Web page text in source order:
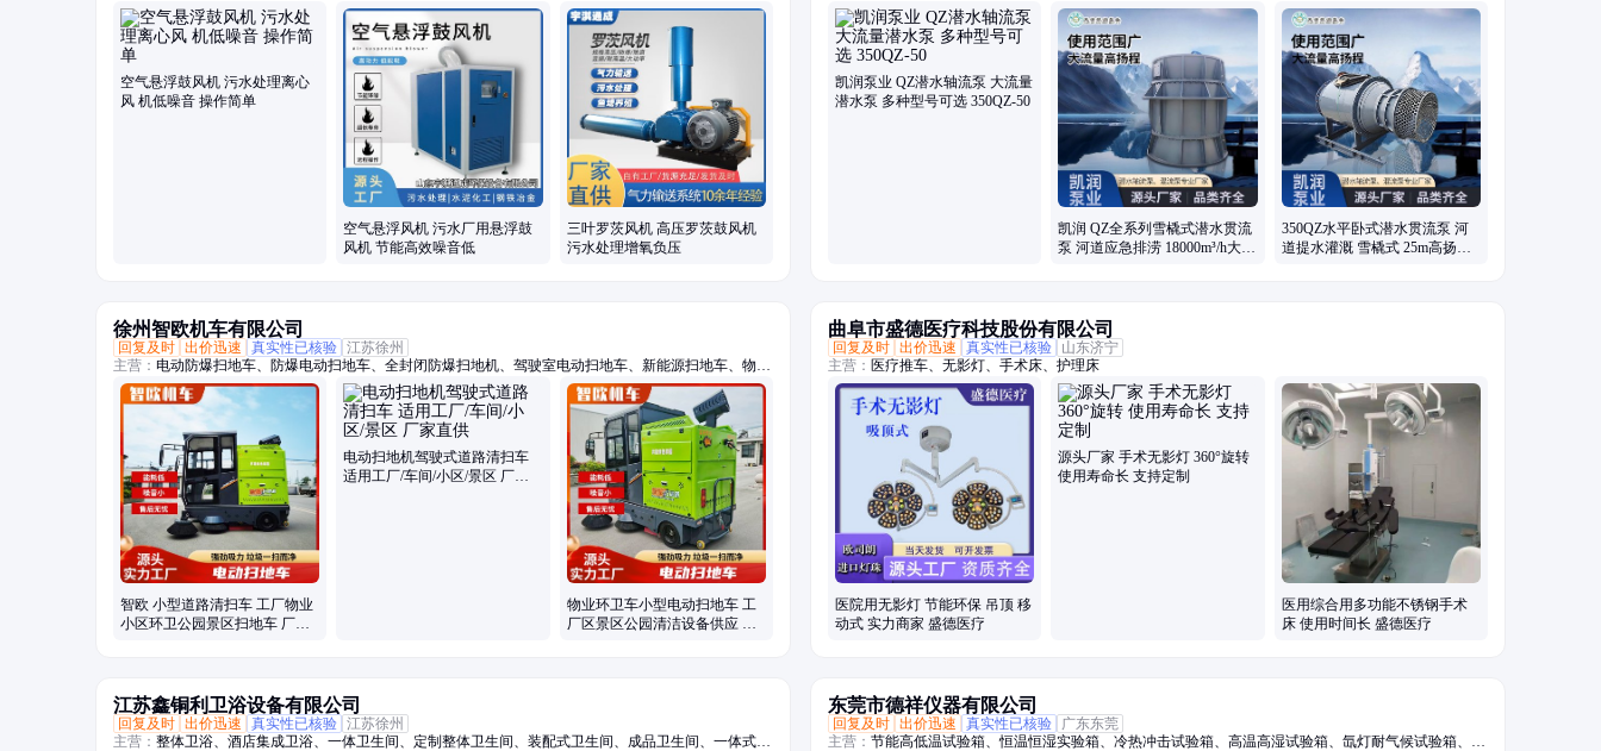
阀、AV泵、仓泵、罗茨风机、罗次鼓风机、空气悬浮鼓风机、磁悬浮鼓风机、空浮风机、三叶罗茨鼓风
机、曝气风机、气力输送风机、粉煤灰输送设备、粉体输送系统、粉料输送泵、空气悬浮增氧机、污水处
理风机、水产养殖增氧机、脱硫脱硝设备
空气悬浮鼓风机 污水处理离心
风 机低噪音 操作简单
空气悬浮风机 污水厂用悬浮鼓
风机 节能高效噪音低
三叶罗茨风机 高压罗茨鼓风机
污水处理增氧负压
凯润泵业 QZ潜水轴流泵 大流量
潜水泵 多种型号可选 350QZ-50
凯润 QZ全系列雪橇式潜水贯流
泵 河道应急排涝 18000m³/h大流
350QZ水平卧式潜水贯流泵 河
道提水灌溉 雪橇式 25m高扬程
徐州智欧机车有限公司
回复及时 出价迅速 真实性已核验 江苏徐州
主营： 电动防爆扫地车、防爆电动扫地车、全封闭防爆扫地机、驾驶室电动扫地车、新能源扫地车、物业
手把扫地车、小型道路扫地车、物业道路清扫车、驾驶式电动扫地车、小型扫地车、公园扫地车、工厂扫
地车、道路清扫车、景区扫地车、环卫清扫车、小区扫地车、防爆洗地机、工厂手把扫地、全封闭电动扫
地机
智欧 小型道路清扫车 工厂物业
小区环卫公园景区扫地车 厂家
电动扫地机驾驶式道路清扫车
适用工厂/车间/小区/景区 厂家
物业环卫车小型电动扫地车 工
厂区景区公园清洁设备供应 智
曲阜市盛德医疗科技股份有限公司
回复及时 出价迅速 真实性已核验
山东济宁
主营： 医疗推车、无影灯、手术床、护理床
医院用无影灯 节能环保 吊顶 移
动式 实力商家 盛德医疗
源头厂家 手术无影灯 360°旋转
使用寿命长 支持定制
医用综合用多功能不锈钢手术
床 使用时间长 盛德医疗
江苏鑫铜利卫浴设备有限公司
回复及时 出价迅速 真实性已核验 江苏徐州
主营： 整体卫浴、酒店集成卫浴、一体卫生间、定制整体卫生间、装配式卫生间、成品卫生间、一体式浴
东莞市德祥仪器有限公司
回复及时 出价迅速 真实性已核验
广东东莞
主营： 节能高低温试验箱、恒温恒湿实验箱、冷热冲击试验箱、高温高湿试验箱、氙灯耐气候试验箱、耐